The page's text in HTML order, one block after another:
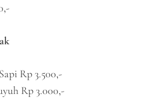
Rp 3.500,-
Rp 3.000,-